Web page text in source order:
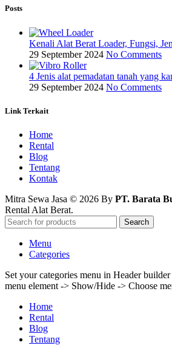
Posts
Kenali Alat Berat Loader, Fungsi,
29 September 2024 No Comments
4 Jenis alat pemadatan tanah yang
29 September 2024 No Comments
Link Terkait
Home
Rental
Blog
Tentang
Kontak
Mitra Sewa Jasa © 2026 By PT. Barata
Rental Alat Berat.
Search
Menu
Categories
Set your categories menu in Header
menu element -> Show/Hide -> Choose
Home
Rental
Blog
Tentang